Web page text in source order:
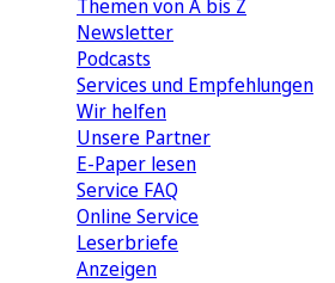
Themen von A bis Z
Newsletter
Podcasts
Services und Empfehlungen
Wir helfen
Unsere Partner
E-Paper lesen
Service FAQ
Online Service
Leserbriefe
Anzeigen